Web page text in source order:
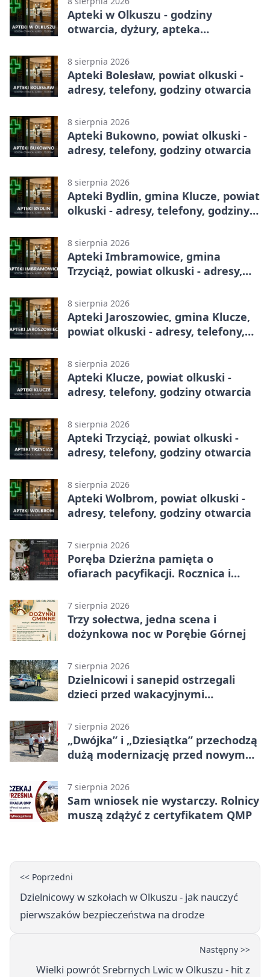
Apteki w Olkuszu - godziny
otwarcia, dyżury, apteka
8 sierpnia 2026
Apteki Bolesław, powiat olkuski -
adresy, telefony, godziny otwarcia
8 sierpnia 2026
Apteki Bukowno, powiat olkuski -
adresy, telefony, godziny otwarcia
8 sierpnia 2026
Apteki Bydlin, gmina Klucze, powiat
olkuski - adresy, telefony, godziny
8 sierpnia 2026
Apteki Imbramowice, gmina
Trzyciąż, powiat olkuski - adresy,
8 sierpnia 2026
Apteki Jaroszowiec, gmina Klucze,
powiat olkuski - adresy, telefony,
8 sierpnia 2026
Apteki Klucze, powiat olkuski -
adresy, telefony, godziny otwarcia
8 sierpnia 2026
Apteki Trzyciąż, powiat olkuski -
adresy, telefony, godziny otwarcia
8 sierpnia 2026
Apteki Wolbrom, powiat olkuski -
adresy, telefony, godziny otwarcia
7 sierpnia 2026
Poręba Dzierżna pamięta o
ofiarach pacyfikacji. Rocznica i
7 sierpnia 2026
Trzy sołectwa, jedna scena i
dożynkowa noc w Porębie Górnej
7 sierpnia 2026
Dzielnicowi i sanepid ostrzegali
dzieci przed wakacyjnymi
7 sierpnia 2026
„Dwójka” i „Dziesiątka” przechodzą
dużą modernizację przed nowym
7 sierpnia 2026
Sam wniosek nie wystarczy. Rolnicy
muszą zdążyć z certyfikatem QMP
<< Poprzedni
Dzielnicowy w szkołach w Olkuszu - jak nauczyć
pierwszaków bezpieczeństwa na drodze
Następny >>
Wielki powrót Srebrnych Lwic w Olkuszu - hit z